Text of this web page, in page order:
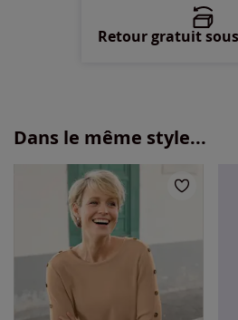
Retour gratuit
Dans le même style...